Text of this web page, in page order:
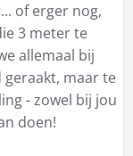
of erger nog,
3 meter te
allemaal bij
maar te
- zowel bij jou
doen!